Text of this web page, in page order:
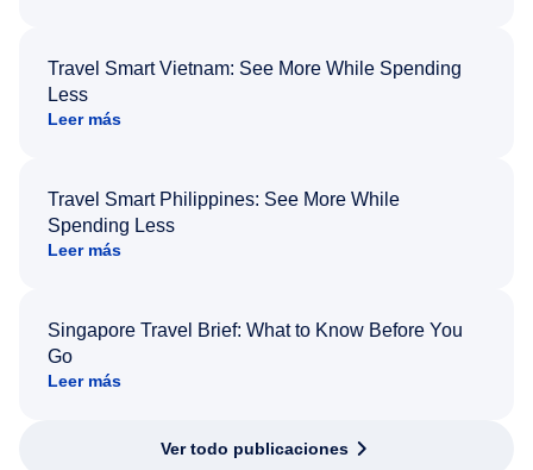
Travel Smart Vietnam: See More While Spending
Less
Leer más
Travel Smart Philippines: See More While
Spending Less
Leer más
Singapore Travel Brief: What to Know Before You
Go
Leer más
Ver todo publicaciones